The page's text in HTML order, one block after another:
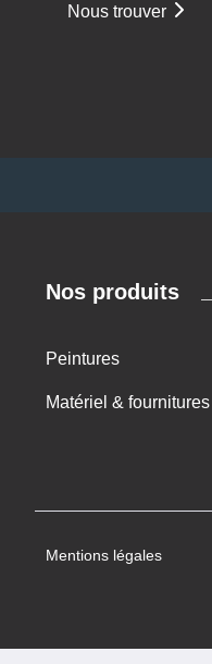
Nous trouver
Nos produits
Peintures
Matériel & fournitures
Mentions légales